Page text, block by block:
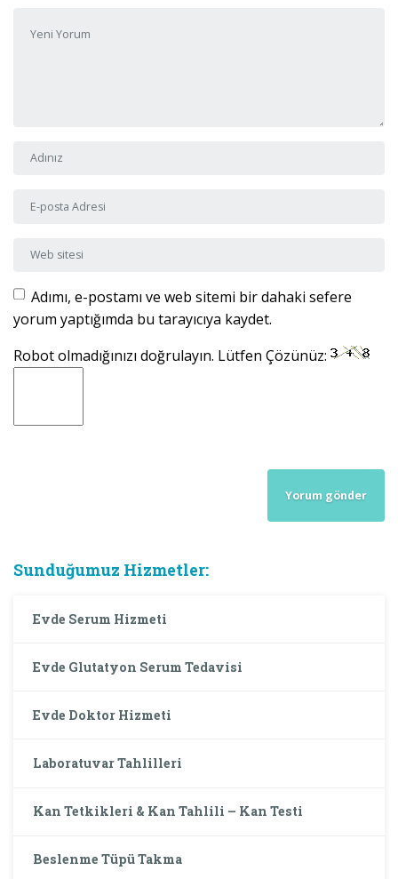
Adı ve Soyadı
E-posta Adresi
Web sitesi
Adımı, e-postamı ve web sitemi bir dahaki sefere
yorum yaptığımda bu tarayıcıya kaydet.
Robot olmadığınızı doğrulayın. Lütfen Çözünüz:
Sunduğumuz Hizmetler:
Evde Serum Hizmeti
Evde Glutatyon Serum Tedavisi
Evde Doktor Hizmeti
Laboratuvar Tahlilleri
Kan Tetkikleri & Kan Tahlili – Kan Testi
Beslenme Tüpü Takma